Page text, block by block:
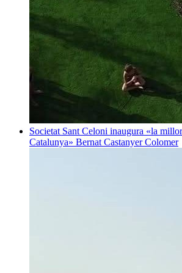
Societat Sant Celoni inaugura «la
Catalunya» Bernat Castanyer Colomer